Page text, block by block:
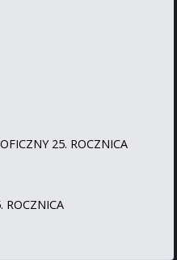
25. ROCZNICA
ROCZNICA